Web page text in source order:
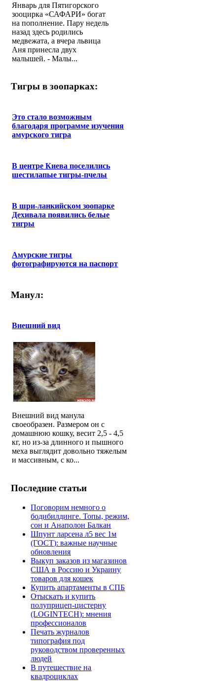
Январь для Пятигорского
зооцирка «САФАРИ» богат
на пополнение. Пару недель
назад здесь родились
медвежата, а вчера львица
Аня принесла двух
малышей. - Малы...
Тигры в зоопарках:
Это стало возможным
благодаря программе изучения
амурского тигра
В центре Киева поселились
шестилапые тигры-пчелы
В шри-ланкийском зоопарке
Дехивала появились белые
тигры
Амурские тигры
фотографируются на паспорт
Манул:
Внешний вид
Внешний вид манула
своеобразен. Размером он с
домашнюю кошку, весит 2,5 - 4,5
кг, но из-за длинного и пышного
меха выглядит довольно тяжелым
и массивным, с ко...
Последние статьи
Поговорим немного о
бодибилдинге. Топы, режим,
сон и Анаполон Балкан
Шпунт ларсена л5 вес 1м
(ГОСТ): важные научные
обновления
Выкуп заказов из магазинов
США в Россию и Украину
товаров для кошек
Купить апартаменты в СПБ
Отыскать и купить
полуприцеп-цистерну
(LOGINTECH): мнения
профессионалов
Печать журналов
типография под
руководством проверенных
людей
В путешествие на
квадроциклах